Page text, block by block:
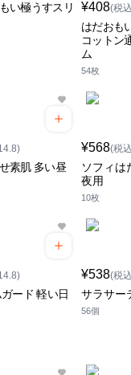
い極うすスリ
¥408(税
はだおも
コットン
ム
54枚
素肌 多い昼
¥568(税
ソフィは
夜用
10枚
ード 軽い日
¥538(税
サラサー
56個